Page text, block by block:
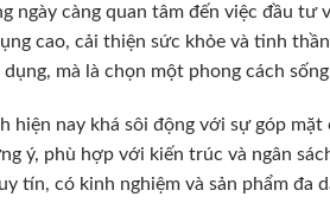
ngày càng quan tâm đến việc đầu
cao, cải thiện sức khỏe và tinh
mà là chọn một phong cách
hiện nay khá sôi động với sự góp
ý, phù hợp với kiến trúc và ngân
tín, có kinh nghiệm và sản phẩm